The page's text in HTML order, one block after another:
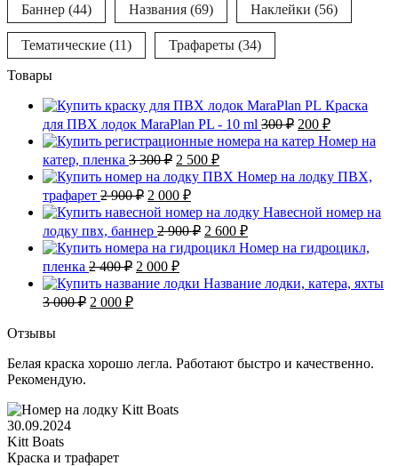
Баннер (44) Названия (69) Наклейки (56)
Тематические (11) Трафареты (34)
Товары
Краска
для ПВХ лодок MaraPlan PL - 10 ml 300₽ Первоначальная
цена
составляла
300 ₽.
200 ₽Текущая
цена:
Номер на
катер, пленка 3 300₽ Первоначальная
цена
составляла
3
300 ₽.
2 500 ₽Текущая
цена:
2
500 ₽.
Номер на лодку ПВХ,
трафарет 2 900₽ Первоначальная
цена
составляла
2
900 ₽.
2 000 ₽Текущая
цена:
2
000 ₽.
Навесной номер на
лодку пвх, баннер 2 900₽ Первоначальная
цена
составляла
2
900 ₽.
2 600 ₽Текущая
цена:
2
600 ₽.
Номер на гидроцикл,
пленка 2 400₽ Первоначальная
цена
составляла
2 000 ₽Текущая
цена:
2
Название лодки, катера, яхты
3 000₽ Первоначальная
000 ₽.
2 000 ₽Текущая
Отзывы
Белая краска хорошо легла. Работают быстро и качественно.
Рекомендую.
30.09.2024
Kitt Boats
Краска и трафарет